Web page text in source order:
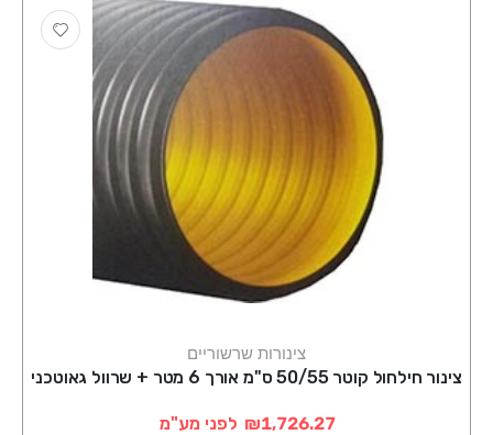
צינורות שרשוריים
צינור חילחול קוטר 50/55 ס"מ אורך 6 מטר + שרוול גאוטכני
₪1,726.27 לפני מע"מ